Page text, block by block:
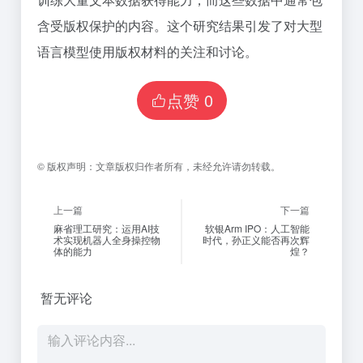
含受版权保护的内容。这个研究结果引发了对大型
语言模型使用版权材料的关注和讨论。
点赞 0
© 版权声明： 文章版权归作者所有，未经允许请勿转载。
上一篇
麻省理工研究：运用AI技
术实现机器人全身操控物
体的能力
下一篇
软银Arm IPO：人工智能
时代，孙正义能否再次辉
煌？
暂无评论